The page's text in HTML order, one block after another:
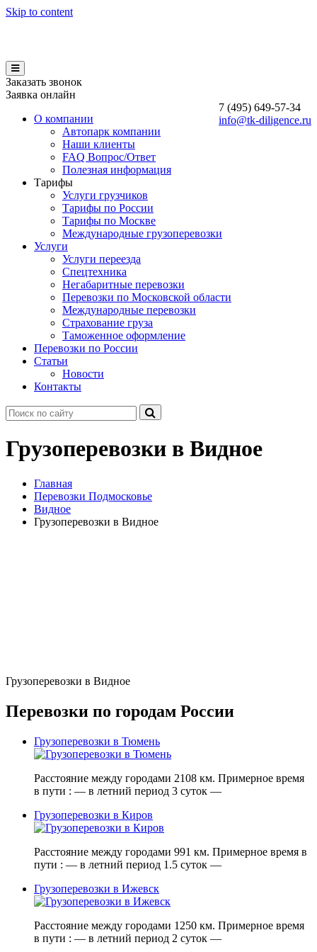
Skip to content
Заказать звонок
Заявка онлайн
7 (495) 649-57-34
info@tk-diligence.ru
О компании
Автопарк компании
Наши клиенты
FAQ Вопрос/Ответ
Полезная информация
Тарифы
Услуги грузчиков
Тарифы по России
Тарифы по Москве
Международные грузоперевозки
Услуги
Услуги переезда
Спецтехника
Негабаритные перевозки
Перевозки по Московской области
Международные перевозки
Страхование груза
Таможенное оформление
Перевозки по России
Статьи
Новости
Контакты
Грузоперевозки в Видное
Главная
Перевозки Подмосковье
Видное
Грузоперевозки в Видное
Грузоперевозки в Видное
Перевозки по городам России
Грузоперевозки в Тюмень
Расстояние между городами 2108 км. Примерное время
в пути : — в летний период 3 суток —
Грузоперевозки в Киров
Расстояние между городами 991 км. Примерное время в
пути : — в летний период 1.5 суток —
Грузоперевозки в Ижевск
Расстояние между городами 1250 км. Примерное время
в пути : — в летний период 2 суток —